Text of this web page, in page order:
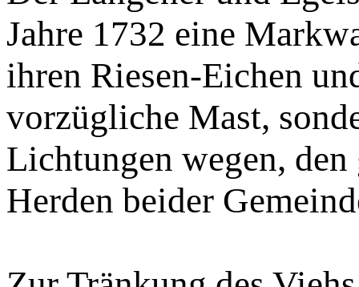
Jahre 1732 eine
ihren Riesen-Eichen
vorzügliche Mast,
Lichtungen wegen,
Herden beider